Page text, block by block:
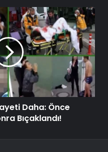
Daha: Önce
Bıçaklandı!